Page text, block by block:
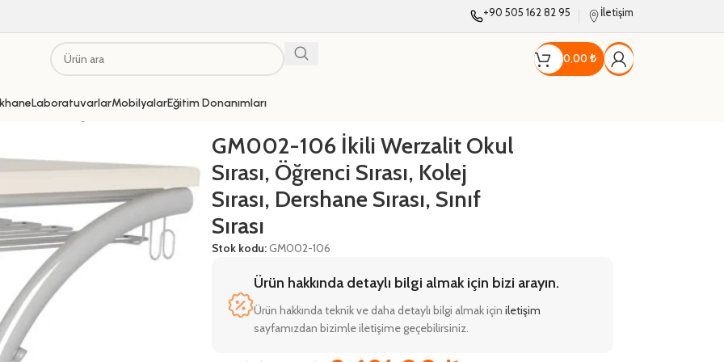
+90 505 162 82 95 İletişim
0,00 ₺
LaboratuvarlarMobilyalarEğitim Donanımları
Sırası, Öğrenci Sırası, Kolej Sırası, Dershane Sırası, Sınıf Sırası
GM002-106 İkili Werzalit Okul
Sırası, Öğrenci Sırası, Kolej
Sırası, Dershane Sırası, Sınıf
Sırası
Stok kodu:GM002-106
Ürün hakkında detaylı bilgi almak için bizi arayın.
Ürün hakkında teknik ve daha detaylı bilgi almak için iletişim
sayfamızdan bizimle iletişime geçebilirsiniz.